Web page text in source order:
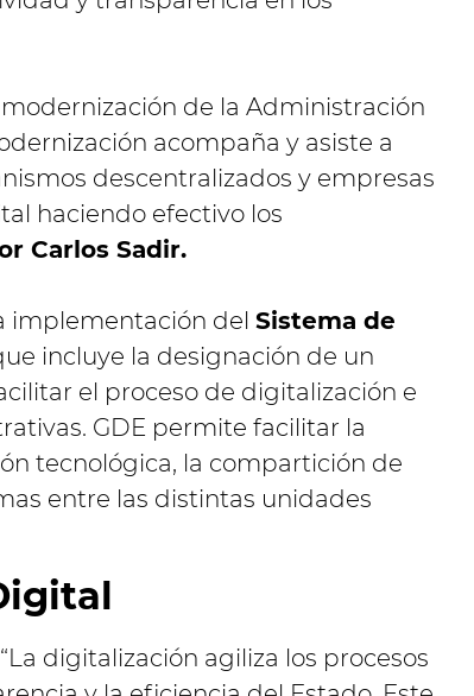
de la Administración
acompaña y asiste a
descentralizados y empresas
haciendo efectivo los
Carlos Sadir.
implementación del Sistema de
incluye la designación de un
el proceso de digitalización e
GDE permite facilitar la
tecnológica, la compartición de
entre las distintas unidades
digitalización agiliza los procesos